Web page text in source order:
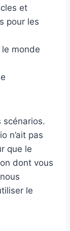
et
pour les
monde
scénarios.
n’ait pas
que le
dont vous
le